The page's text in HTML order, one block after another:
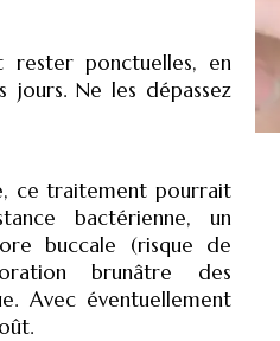
rester ponctuelles, en
jours. Ne les dépassez
ce traitement pourrait
bactérienne, un
buccale (risque de
brunâtre des
Avec éventuellement